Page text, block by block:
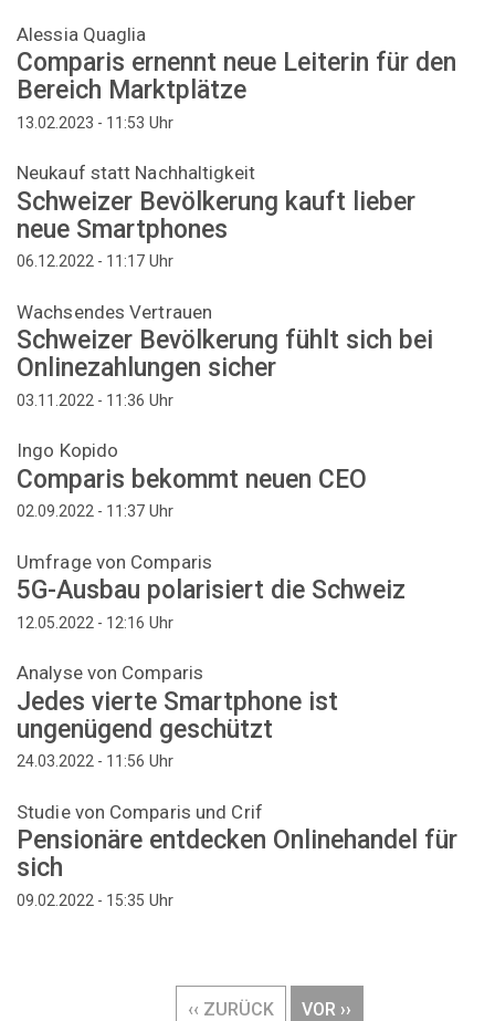
Alessia Quaglia
Comparis ernennt neue Leiterin für den
Bereich Marktplätze
13.02.2023 - 11:53 Uhr
Neukauf statt Nachhaltigkeit
Schweizer Bevölkerung kauft lieber
neue Smartphones
06.12.2022 - 11:17 Uhr
Wachsendes Vertrauen
Schweizer Bevölkerung fühlt sich bei
Onlinezahlungen sicher
03.11.2022 - 11:36 Uhr
Ingo Kopido
Comparis bekommt neuen CEO
02.09.2022 - 11:37 Uhr
Umfrage von Comparis
5G-Ausbau polarisiert die Schweiz
12.05.2022 - 12:16 Uhr
Analyse von Comparis
Jedes vierte Smartphone ist
ungenügend geschützt
24.03.2022 - 11:56 Uhr
Studie von Comparis und Crif
Pensionäre entdecken Onlinehandel für
sich
09.02.2022 - 15:35 Uhr
VORHERIGE
‹‹ ZURÜCK
NÄCHSTE
VOR ››